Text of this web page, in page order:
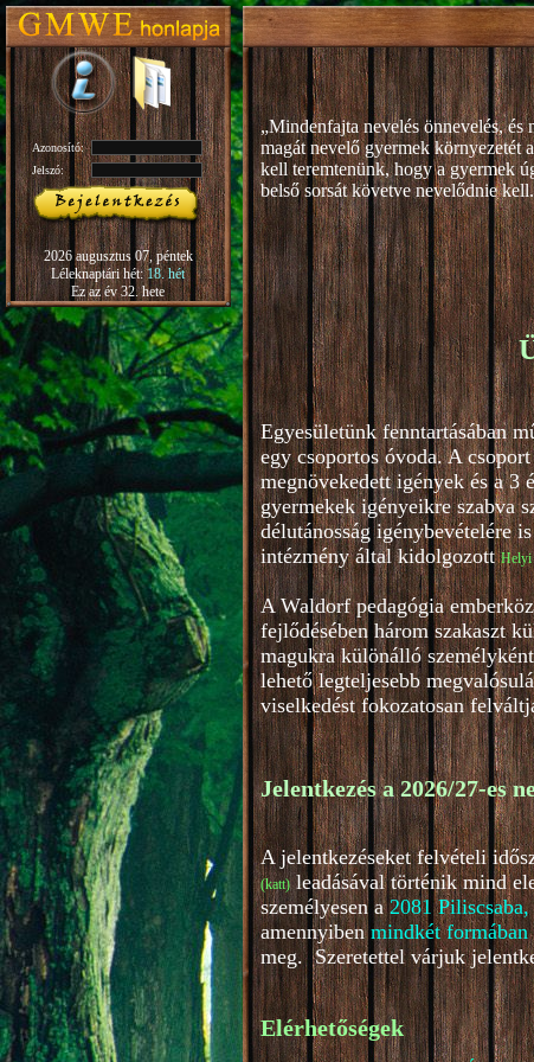
Azonosító:
Jelszó:
2026 augusztus 07, péntek
Léleknaptári hét:18. hét
Ez az év 32. hete
„Mindenfajta nevelés önnevelés,
magát nevelő gyermek
kell teremtenünk, hogy a gyermek
belső sorsát követve nevelődnie
Rudolf
Egyesületünk fenntartásában
egy csoportos óvoda. A
megnövekedett igények és a 3
gyermekek igényeikre szabva
délutánosság igénybevételére
intézmény által kidolgozottHelyi
A Waldorf pedagógia
fejlődésében három szakaszt
magukra különálló
lehető legteljesebb
viselkedést fokozatosan
Jelentkezés a 2026/27-es
A jelentkezéseket felvételi
(katt) leadásával történik mind
személyesen a2081
amennyibenmindkét formában
meg. Szeretettel várjuk
Elérhetőségek